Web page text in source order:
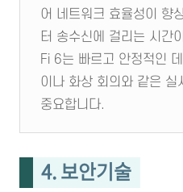
어 네트워크 효율성이 향
터 송수신에 걸리는 시간
Fi 6는 빠르고 안정적인
이나 화상 회의와 같은 실
중요합니다.
4. 보안기술